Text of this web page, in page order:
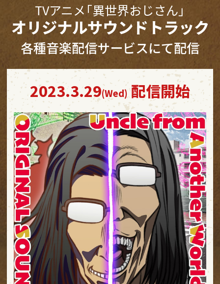
TVアニメ「異世界おじさん」
オリジナルサウンドトラック
各種音楽配信サービスにて配信
2023.3.29(Wed)配信開始